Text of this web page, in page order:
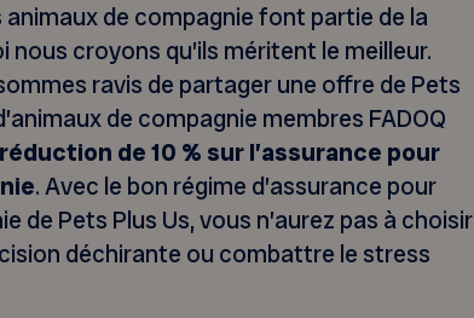
de compagnie font partie de la
nous croyons qu’ils méritent le meilleur.
ravis de partager une offre de Pets
de compagnie membres FADOQ
de 10 % sur l’assurance pour
. Avec le bon régime d’assurance pour
de Pets Plus Us, vous n’aurez pas à choisir
déchirante ou combattre le stress